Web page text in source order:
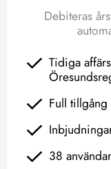
Debiteras
Tidiga
Full
38